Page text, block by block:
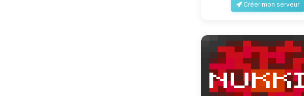
Créer mon serveur